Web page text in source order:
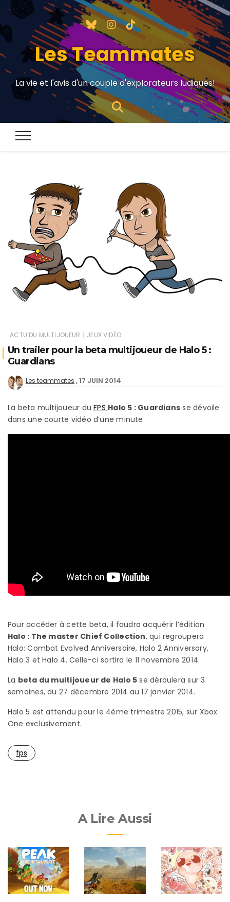
Les Teammates
La vie et l'avis d'un couple d'explorateurs ludiques!
ACTU DU MULTIJOUEUR | JEUX VIDÉO
Un trailer pour la beta multijoueur de Halo 5 :
Guardians
Les teammates 17 JUIN 2014
La beta multijoueur duFPS Halo 5 : Guardians se dévoile
dans une courte vidéo d’une minute.
Pour accéder à cette beta, il faudra acquérir l’édition
Halo : The master Chief Collection, qui regroupera
Halo: Combat Evolved Anniversaire, Halo 2 Anniversary,
Halo 3 et Halo 4. Celle-ci sortira le 11 novembre 2014.
La beta du multijoueur de Halo 5 se déroulera sur 3
semaines, du 27 décembre 2014 au 17 janvier 2014.
Halo 5 est attendu pour le 4ème trimestre 2015, sur Xbox
One exclusivement.
fps
A Lire Aussi